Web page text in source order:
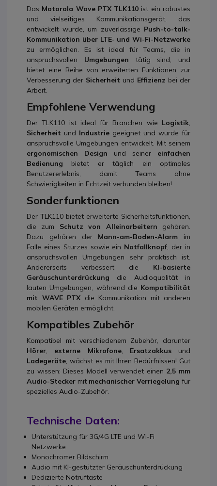
Das Motorola Wave PTX TLK110 ist ein robustes
und vielseitiges Kommunikationsgerät, das
entwickelt wurde, um zuverlässige Push-to-talk-
Kommunikation über LTE- und Wi-Fi-Netzwerke
zu ermöglichen. Es ist ideal für Teams, die in
anspruchsvollen Umgebungen tätig sind, und
bietet eine Reihe von erweiterten Funktionen zur
Verbesserung der Sicherheit und Effizienz bei der
Arbeit.
Empfohlene Verwendung
Der TLK110 ist ideal für Branchen wie Logistik,
Sicherheit und Industrie geeignet und wurde für
anspruchsvolle Umgebungen entwickelt. Mit seinem
ergonomischen Design und seiner einfachen
Bedienung bietet er täglich ein optimales
Benutzererlebnis, damit Teams ohne
Schwierigkeiten in Echtzeit verbunden bleiben!
Sonderfunktionen
Der TLK110 bietet erweiterte Sicherheitsfunktionen,
die zum Schutz von Alleinarbeitern gehören.
Dazu gehören der Mann-am-Boden-Alarm im
Falle eines Sturzes sowie ein Notfallknopf, der in
anspruchsvollen Umgebungen sehr praktisch ist.
Andererseits verbessert die KI-basierte
Geräuschunterdrückung die Audioqualität in
lauten Umgebungen, während die Kompatibilität
mit WAVE PTX die Kommunikation mit anderen
mobilen Geräten ermöglicht.
Kompatibles Zubehör
Kompatibel mit verschiedenem Zubehör, darunter
Hörer, externe Mikrofone, Ersatzakkusund
Ladegeräte, wächst es mit Ihren Bedürfnissen! Gut
zu wissen: Dieses Modell verwendet einen 2,5 mm
Audio-Stecker mit mechanischer Verriegelung für
spezielles Audio-Zubehör.
Technische Daten:
Unterstützung für 3G/4G LTE und Wi-Fi
Netzwerke
Monochromer Bildschirm
Audio mit KI-gestützter Geräuschunterdrückung
Dedizierte Notruftaste